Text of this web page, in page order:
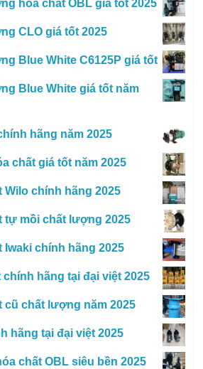
hóa chất OBL giá tốt 2025
CLO giá tốt 2025
Blue White C6125P giá tốt
Blue White giá tốt năm
hãng năm 2025
chất giá tốt năm 2025
Wilo chính hãng 2025
tự mồi chất lượng 2025
Iwaki chính hãng 2025
chính hãng tại đại việt 2025
cũ chất lượng năm 2025
hãng tại đại việt 2025
chất OBL siêu bền 2025